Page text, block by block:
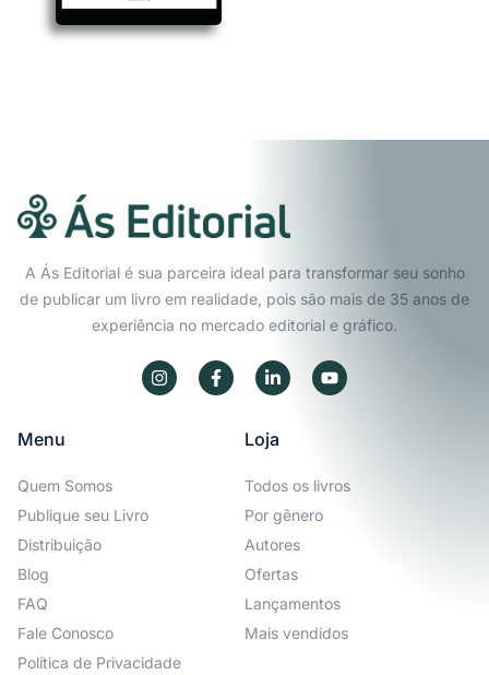
A Ás Editorial é sua parceira ideal para transformar seu sonho
de publicar um livro em realidade, pois são mais de 35 anos de
experiência no mercado editorial e gráfico.
Menu
Quem Somos
Publique seu Livro
Distribuição
Blog
FAQ
Fale Conosco
Política de Privacidade
Loja
Todos os livros
Por gênero
Autores
Ofertas
Lançamentos
Mais vendidos